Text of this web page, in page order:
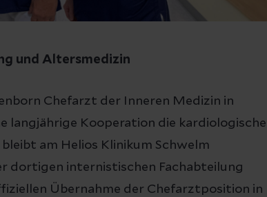
und Altersmedizin
Chefarzt der Inneren Medizin in
langjährige Kooperation die kardiologische
am Helios Klinikum Schwelm
dortigen internistischen Fachabteilung
Übernahme der Chefarztposition in